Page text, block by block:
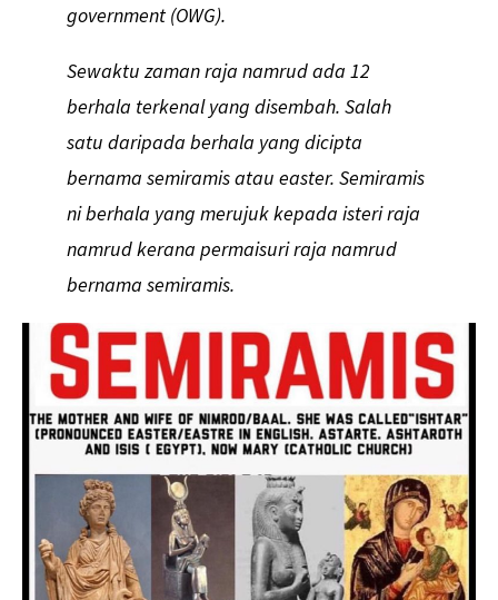
government (OWG).
Sewaktu zaman raja namrud ada 12
berhala terkenal yang disembah. Salah
satu daripada berhala yang dicipta
bernama semiramis atau easter. Semiramis
ni berhala yang merujuk kepada isteri raja
namrud kerana permaisuri raja namrud
bernama semiramis.